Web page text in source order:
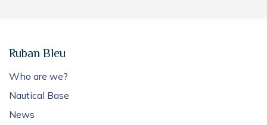
Ruban Bleu
Who are we?
Nautical Base
News